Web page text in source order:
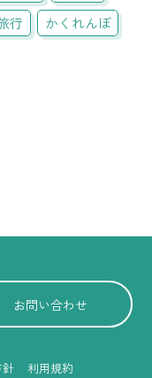
行
かくれんぼ
お問い合わせ
利用規約